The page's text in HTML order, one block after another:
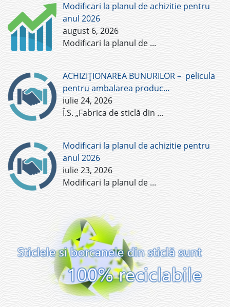
Modificari la planul de achizitie pentru
anul 2026
august 6, 2026
Modificari la planul de ...
ACHIZIȚIONAREA BUNURILOR – pelicula
pentru ambalarea produc…
iulie 24, 2026
Î.S. „Fabrica de sticlă din ...
Modificari la planul de achizitie pentru
anul 2026
iulie 23, 2026
Modificari la planul de ...